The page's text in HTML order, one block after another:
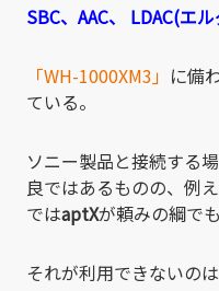
SBC、AAC、
LDAC(エ
「WH-1000XM3」 に備
ている。
ソニー製品と接続する
良ではあるものの、例
ではaptXが頼みの綱で
それが利用できないの